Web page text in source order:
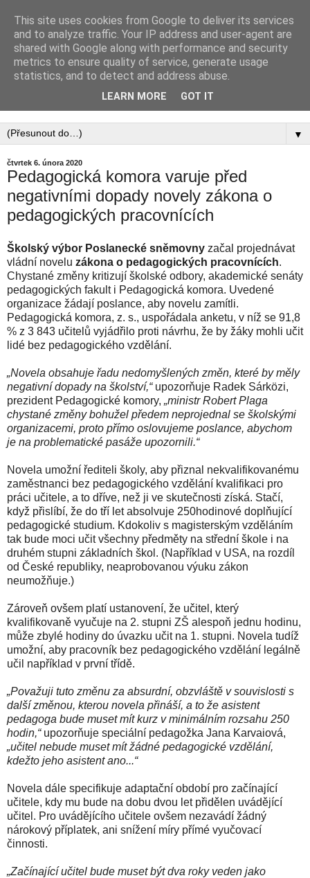
PEDAGOGICKÁ
KOMORA, ZAPSANÝ
▼
čtvrtek 6. února 2020
Pedagogická komora varuje před
negativními dopady novely zákona o
pedagogických pracovnících
Školský výbor Poslanecké sněmovny začal projednávat
vládní novelu zákona o pedagogických pracovnících.
Chystané změny kritizují školské odbory, akademické senáty
pedagogických fakult i Pedagogická komora. Uvedené
organizace žádají poslance, aby novelu zamítli.
Pedagogická komora, z. s., uspořádala anketu, v níž se 91,8
% z 3 843 učitelů vyjádřilo proti návrhu, že by žáky mohli učit
lidé bez pedagogického vzdělání.
„Novela obsahuje řadu nedomyšlených změn, které by měly
negativní dopady na školství,“ upozorňuje Radek Sárközi,
prezident Pedagogické komory, „ministr Robert Plaga
chystané změny bohužel předem neprojednal se školskými
organizacemi, proto přímo oslovujeme poslance, abychom
je na problematické pasáže upozornili.“
Novela umožní řediteli školy, aby přiznal nekvalifikovanému
zaměstnanci bez pedagogického vzdělání kvalifikaci pro
práci učitele, a to dříve, než ji ve skutečnosti získá. Stačí,
když přislíbí, že do tří let absolvuje 250hodinové doplňující
pedagogické studium. Kdokoliv s magisterským vzděláním
tak bude moci učit všechny předměty na střední škole i na
druhém stupni základních škol. (Například v USA, na rozdíl
od České republiky, neaprobovanou výuku zákon
neumožňuje.)
Zároveň ovšem platí ustanovení, že učitel, který
kvalifikovaně vyučuje na 2. stupni ZŠ alespoň jednu hodinu,
může zbylé hodiny do úvazku učit na 1. stupni. Novela tudíž
umožní, aby pracovník bez pedagogického vzdělání legálně
učil například v první třídě.
„Považuji tuto změnu za absurdní, obzvláště v souvislosti s
další změnou, kterou novela přináší, a to že asistent
pedagoga bude muset mít kurz v minimálním rozsahu 250
hodin,“upozorňuje speciální pedagožka Jana Karvaiová,
„učitel nebude muset mít žádné pedagogické vzdělání,
kdežto jeho asistent ano...“
Novela dále specifikuje adaptační období pro začínající
učitele, kdy mu bude na dobu dvou let přidělen uvádějící
učitel. Pro uvádějícího učitele ovšem nezavádí žádný
nárokový příplatek, ani snížení míry přímé vyučovací
činnosti.
„Začínající učitel bude muset být dva roky veden jako
This site uses cookies from Google to deliver its services
and to analyze traffic. Your IP address and user-agent are
shared with Google along with performance and security
metrics to ensure quality of service, generate usage
statistics, and to detect and address abuse.
LEARN MORE GOT IT